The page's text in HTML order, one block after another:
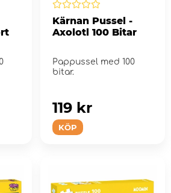
Kärnan Pussel -
Axolotl 100 Bitar
Pappussel med 100
bitar.
KÖP
119 kr